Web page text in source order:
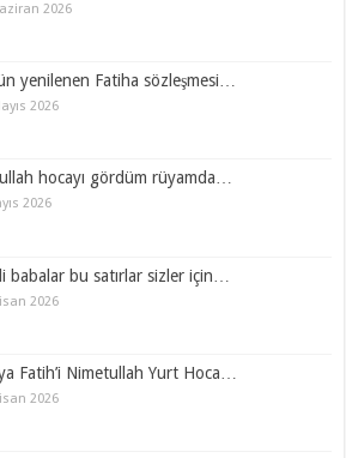
2026
yenilenen Fatiha sözleşmesi…
2026
hocayı gördüm rüyamda…
2026
babalar bu satırlar sizler için…
2026
Fatih’i Nimetullah Yurt Hoca…
2026